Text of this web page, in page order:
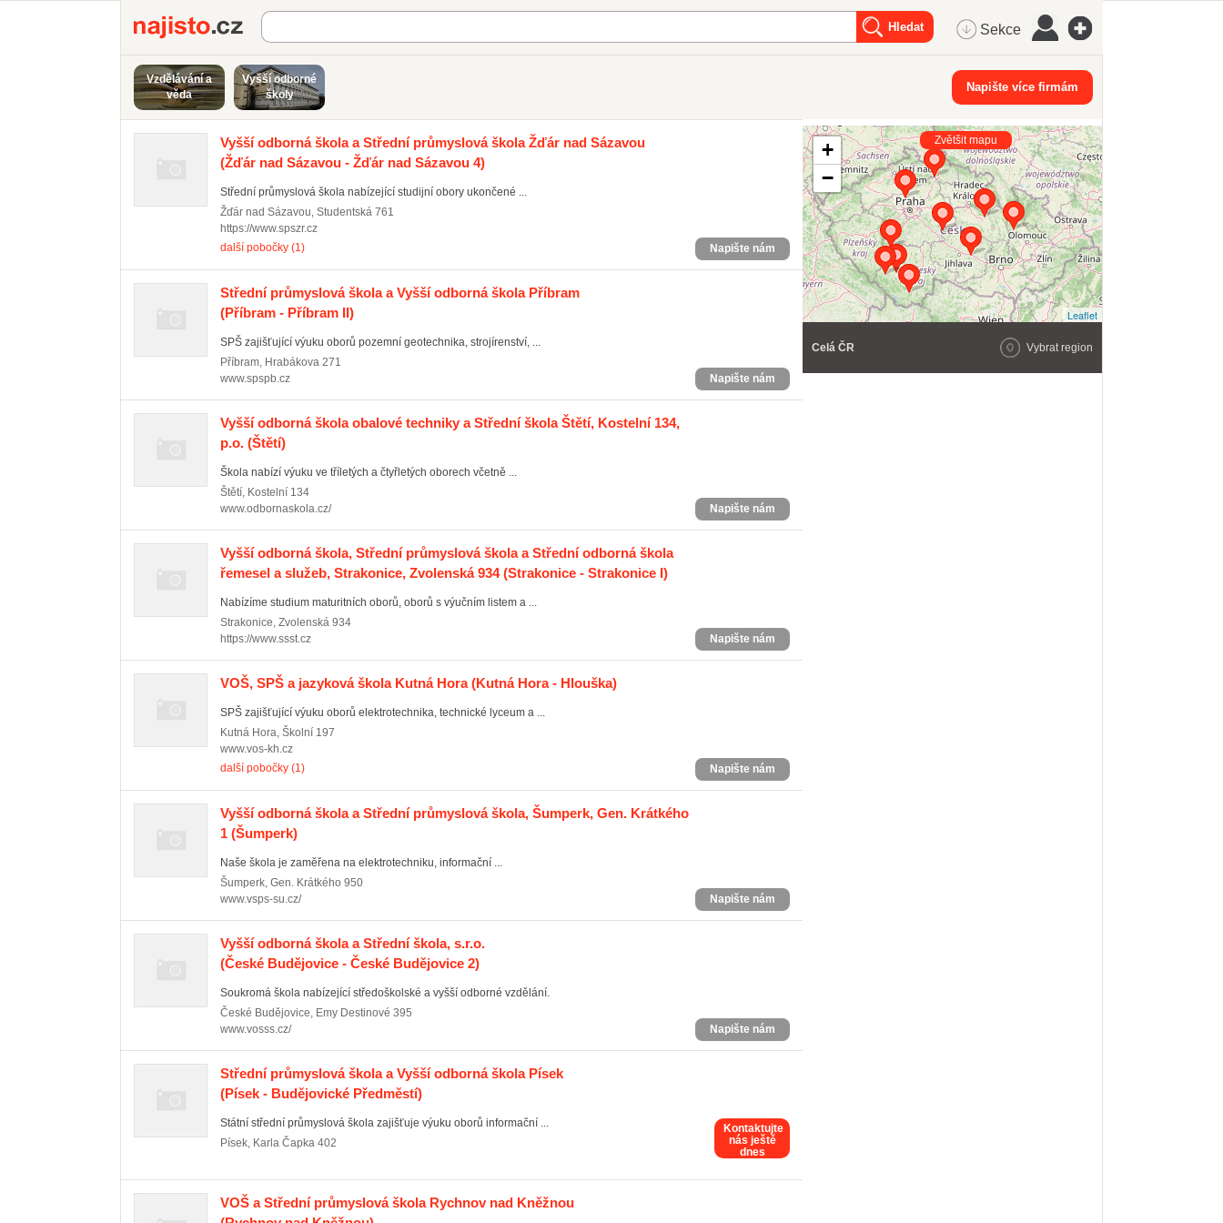
Najisto.cz Sekce
Vzdělávání a
věda
Vyšší odborné
školy
Napište více firmám
Vyšší odborná škola a Střední průmyslová škola Žďár nad Sázavou
(Žďár nad Sázavou - Žďár nad Sázavou 4)
Střední průmyslová škola nabízející studijní obory ukončené ...
Žďár nad Sázavou, Studentská 761
https://www.spszr.cz
další pobočky (1)
Napište nám
Střední průmyslová škola a Vyšší odborná škola Příbram
(Příbram - Příbram II)
SPŠ zajišťující výuku oborů pozemní geotechnika, strojírenství, ...
Příbram, Hrabákova 271
www.spspb.cz
Napište nám
Vyšší odborná škola obalové techniky a Střední škola Štětí, Kostelní 134,
p.o. (Štětí)
Škola nabízí výuku ve tříletých a čtyřletých oborech včetně ...
Štětí, Kostelní 134
www.odbornaskola.cz/
Napište nám
Vyšší odborná škola, Střední průmyslová škola a Střední odborná škola
řemesel a služeb, Strakonice, Zvolenská 934(Strakonice - Strakonice I)
Nabízíme studium maturitních oborů, oborů s výučním listem a ...
Strakonice, Zvolenská 934
https://www.ssst.cz
Napište nám
VOŠ, SPŠ a jazyková škola Kutná Hora(Kutná Hora - Hlouška)
SPŠ zajišťující výuku oborů elektrotechnika, technické lyceum a ...
Kutná Hora, Školní 197
www.vos-kh.cz
další pobočky (1)
Napište nám
Vyšší odborná škola a Střední průmyslová škola, Šumperk, Gen. Krátkého
1 (Šumperk)
Naše škola je zaměřena na elektrotechniku, informační ...
Šumperk, Gen. Krátkého 950
www.vsps-su.cz/
Napište nám
Vyšší odborná škola a Střední škola, s.r.o.
(České Budějovice - České Budějovice 2)
Soukromá škola nabízející středoškolské a vyšší odborné vzdělání.
České Budějovice, Emy Destinové 395
www.vosss.cz/
Napište nám
Střední průmyslová škola a Vyšší odborná škola Písek
(Písek - Budějovické Předměstí)
Státní střední průmyslová škola zajišťuje výuku oborů informační ...
Písek, Karla Čapka 402
Kontaktujte
nás ještě
dnes
VOŠ a Střední průmyslová škola Rychnov nad Kněžnou
+
−
Leaflet
Zvětšit mapu
Celá ČR Vybrat region